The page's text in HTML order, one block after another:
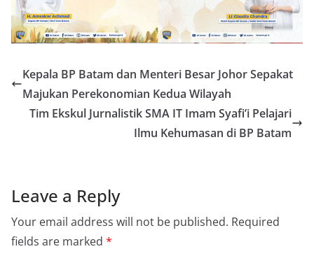
Kepala BP Batam dan Menteri Besar Johor Sepakat
Majukan Perekonomian Kedua Wilayah
Tim Ekskul Jurnalistik SMA IT Imam Syafi’i Pelajari
Ilmu Kehumasan di BP Batam
Leave a Reply
Your email address will not be published. Required
fields are marked *